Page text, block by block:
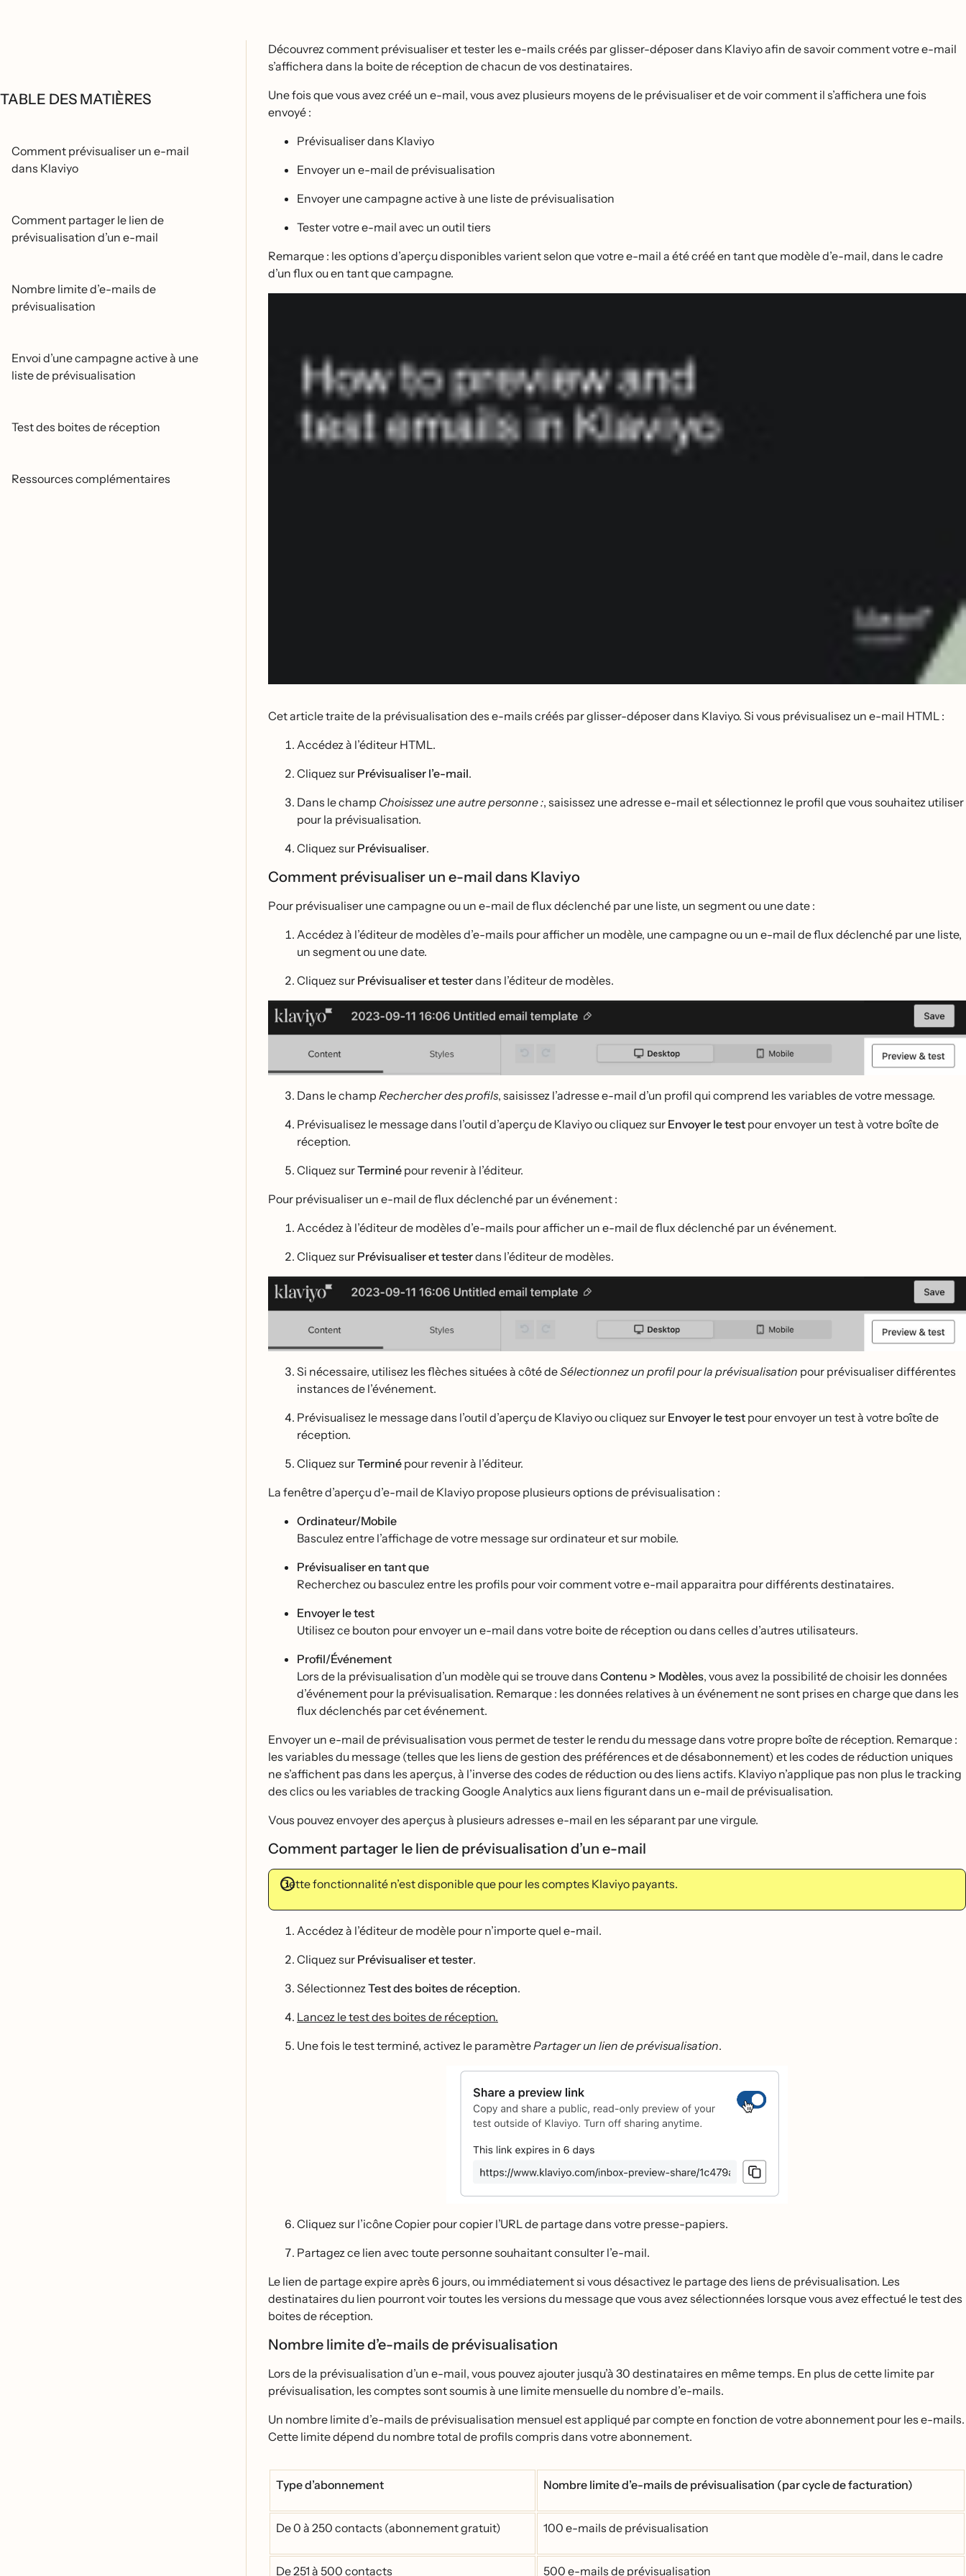
TABLE DES MATIÈRES
Comment prévisualiser un e-mail
dans Klaviyo
Comment partager le lien de
prévisualisation d’un e-mail
Nombre limite d’e-mails de
prévisualisation
Envoi d’une campagne active à une
liste de prévisualisation
Test des boites de réception
Ressources complémentaires
Découvrez comment prévisualiser et tester les e-mails créés par glisser-déposer dans Klaviyo afin de savoir comment votre e-mail
s’affichera dans la boite de réception de chacun de vos destinataires.
Une fois que vous avez créé un e-mail, vous avez plusieurs moyens de le prévisualiser et de voir comment il s’affichera une fois
envoyé :
Prévisualiser dans Klaviyo
Envoyer un e-mail de prévisualisation
Envoyer une campagne active à une liste de prévisualisation
Tester votre e-mail avec un outil tiers
Remarque : les options d’aperçu disponibles varient selon que votre e-mail a été créé en tant que modèle d’e-mail, dans le cadre
d’un flux ou en tant que campagne.
Cet article traite de la prévisualisation des e-mails créés par glisser-déposer dans Klaviyo. Si vous prévisualisez un e-mail HTML :
Accédez à l’éditeur HTML.
Cliquez sur Prévisualiser l’e-mail.
Dans le champ Choisissez une autre personne :, saisissez une adresse e-mail et sélectionnez le profil que vous souhaitez utiliser
pour la prévisualisation.
Cliquez sur Prévisualiser.
Comment prévisualiser un e-mail dans Klaviyo
Pour prévisualiser une campagne ou un e-mail de flux déclenché par une liste, un segment ou une date :
Accédez à l’éditeur de modèles d’e-mails pour afficher un modèle, une campagne ou un e-mail de flux déclenché par une liste,
un segment ou une date.
Cliquez sur Prévisualiser et testerdans l’éditeur de modèles.
Dans le champ Rechercher des profils, saisissez l’adresse e-mail d’un profil qui comprend les variables de votre message.
Prévisualisez le message dans l’outil d’aperçu de Klaviyo ou cliquez sur Envoyer le test pour envoyer un test à votre boîte de
réception.
Cliquez surTerminé pour revenir à l’éditeur.
Pour prévisualiser un e-mail de flux déclenché par un événement :
Accédez à l’éditeur de modèles d’e-mails pour afficher un e-mail de flux déclenché par un événement.
Cliquez sur Prévisualiser et testerdans l’éditeur de modèles.
Si nécessaire, utilisez les flèches situées à côté deSélectionnez un profil pour la prévisualisation pour prévisualiser différentes
instances de l’événement.
Prévisualisez le message dans l’outil d’aperçu de Klaviyo ou cliquez sur Envoyer le test pour envoyer un test à votre boîte de
réception.
Cliquez surTerminé pour revenir à l’éditeur.
La fenêtre d’aperçu d’e-mail de Klaviyo propose plusieurs options de prévisualisation :
Ordinateur/Mobile
Basculez entre l’affichage de votre message sur ordinateur et sur mobile.
Prévisualiser en tant que
Recherchez ou basculez entre les profils pour voir comment votre e-mail apparaitra pour différents destinataires.
Envoyer le test
Utilisez ce bouton pour envoyer un e-mail dans votre boite de réception ou dans celles d’autres utilisateurs.
Profil/Événement
Lors de la prévisualisation d’un modèle qui se trouve dans Contenu > Modèles, vous avez la possibilité de choisir les données
d’événement pour la prévisualisation. Remarque : les données relatives à un événement ne sont prises en charge que dans les
flux déclenchés par cet événement.
Envoyer un e-mail de prévisualisation vous permet de tester le rendu du message dans votre propre boîte de réception. Remarque :
les variables du message (telles que les liens de gestion des préférences et de désabonnement) et les codes de réduction uniques
ne s’affichent pas dans les aperçus, à l’inverse des codes de réduction ou des liens actifs. Klaviyo n’applique pas non plus le tracking
des clics ou les variables de tracking Google Analytics aux liens figurant dans un e-mail de prévisualisation.
Vous pouvez envoyer des aperçus à plusieurs adresses e-mail en les séparant par une virgule.
Comment partager le lien de prévisualisation d’un e-mail
Cette fonctionnalité n’est disponible que pour les comptes Klaviyo payants.
Accédez à l’éditeur de modèle pour n’importe quel e-mail.
Cliquez sur Prévisualiser et tester.
Sélectionnez Test des boites de réception.
Lancez le test des boites de réception.
Une fois le test terminé, activez le paramètrePartager un lien de prévisualisation.
Cliquez sur l’icône Copier pour copier l’URL de partage dans votre presse-papiers.
Partagez ce lien avec toute personne souhaitant consulter l’e-mail.
Le lien de partage expire après 6 jours, ou immédiatement si vous désactivez le partage des liens de prévisualisation. Les
destinataires du lien pourront voir toutes les versions du message que vous avez sélectionnées lorsque vous avez effectué le test des
boites de réception.
Nombre limite d’e-mails de prévisualisation
Lors de la prévisualisation d’un e-mail, vous pouvez ajouter jusqu’à 30 destinataires en même temps. En plus de cette limite par
prévisualisation, les comptes sont soumis à une limite mensuelle du nombre d’e-mails.
Un nombre limite d’e-mails de prévisualisation mensuel est appliqué par compte en fonction de votre abonnement pour les e-mails.
Cette limite dépend du nombre total de profils compris dans votre abonnement.
Type d’abonnement Nombre limite d’e-mails de prévisualisation (par cycle de facturation)
De 0 à 250 contacts (abonnement gratuit) 100 e-mails de prévisualisation
De 251 à 500 contacts 500 e-mails de prévisualisation